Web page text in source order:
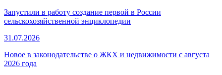
Запустили в работу создание первой в России
сельскохозяйственной энциклопедии
31.07.2026
Новое в законодательстве о ЖКХ и недвижимости с августа
2026 года